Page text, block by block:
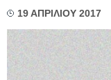
19 ΑΠΡΙΛΙΟΥ 2017